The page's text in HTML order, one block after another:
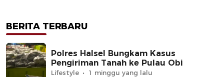
BERITA TERBARU
Polres Halsel Bungkam Kasus
Pengiriman Tanah ke Pulau Obi
Lifestyle 1 minggu yang lalu